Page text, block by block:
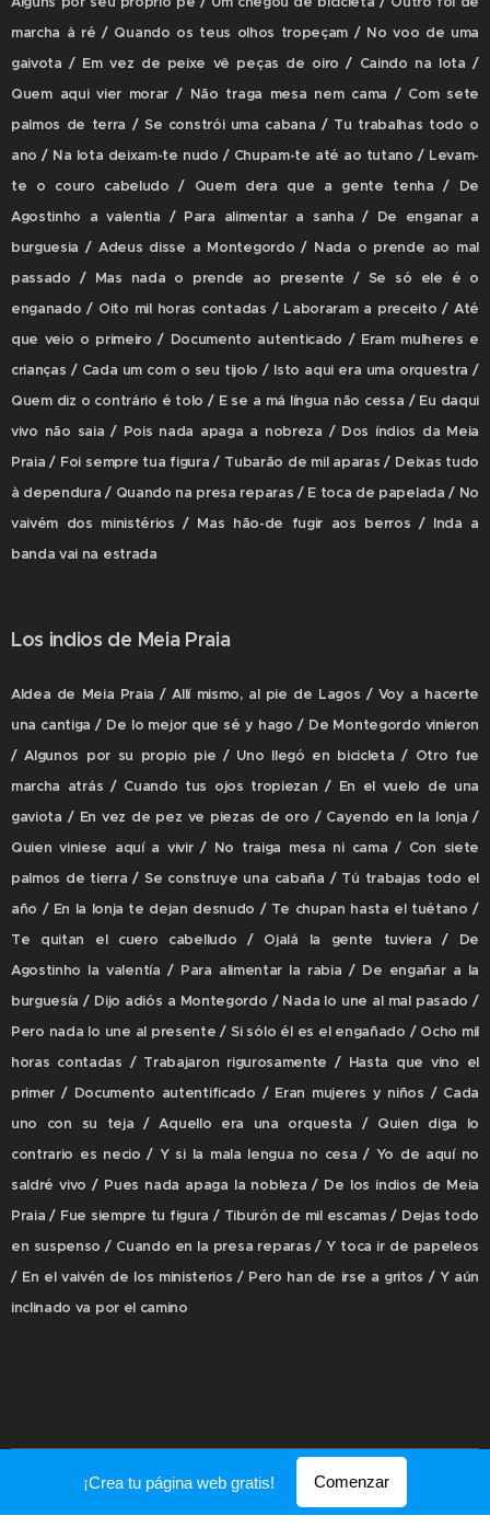
marcha à ré / Quando os teus olhos tropeçam / No voo de uma
gaivota / Em vez de peixe vê peças de oiro / Caindo na lota /
Quem aqui vier morar / Não traga mesa nem cama / Com sete
palmos de terra / Se constrói uma cabana / Tu trabalhas todo o
ano / Na lota deixam-te nudo / Chupam-te até ao tutano / Levam-
te o couro cabeludo / Quem dera que a gente tenha / De
Agostinho a valentia / Para alimentar a sanha / De enganar a
burguesia / Adeus disse a Montegordo / Nada o prende ao mal
passado / Mas nada o prende ao presente / Se só ele é o
enganado / Oito mil horas contadas / Laboraram a preceito / Até
que veio o primeiro / Documento autenticado / Eram mulheres e
crianças / Cada um com o seu tijolo / Isto aqui era uma orquestra /
Quem diz o contrário é tolo / E se a má língua não cessa / Eu daqui
vivo não saia / Pois nada apaga a nobreza / Dos índios da Meia
Praia / Foi sempre tua figura / Tubarão de mil aparas / Deixas tudo
à dependura / Quando na presa reparas / E toca de papelada / No
vaivém dos ministérios / Mas hão-de fugir aos berros / Inda a
banda vai na estrada
Los indios de Meia Praia
Aldea de Meia Praia / Allí mismo, al pie de Lagos / Voy a hacerte
una cantiga / De lo mejor que sé y hago / De Montegordo vinieron
/ Algunos por su propio pie / Uno llegó en bicicleta / Otro fue
marcha atrás / Cuando tus ojos tropiezan / En el vuelo de una
gaviota / En vez de pez ve piezas de oro / Cayendo en la lonja /
Quien viniese aquí a vivir / No traiga mesa ni cama / Con siete
palmos de tierra / Se construye una cabaña / Tú trabajas todo el
año / En la lonja te dejan desnudo / Te chupan hasta el tuétano /
Te quitan el cuero cabelludo / Ojalá la gente tuviera / De
Agostinho la valentía / Para alimentar la rabia / De engañar a la
burguesía / Dijo adiós a Montegordo / Nada lo une al mal pasado /
Pero nada lo une al presente / Si sólo él es el engañado / Ocho mil
horas contadas / Trabajaron rigurosamente / Hasta que vino el
primer / Documento autentificado / Eran mujeres y niños / Cada
uno con su teja / Aquello era una orquesta / Quien diga lo
contrario es necio / Y si la mala lengua no cesa / Yo de aquí no
saldré vivo / Pues nada apaga la nobleza / De los indios de Meia
Praia / Fue siempre tu figura / Tiburón de mil escamas / Dejas todo
en suspenso / Cuando en la presa reparas / Y toca ir de papeleos
/ En el vaivén de los ministerios / Pero han de irse a gritos / Y aún
inclinado va por el camino
Creado conWebnode
¡Crea tu página web gratis! Comenzar